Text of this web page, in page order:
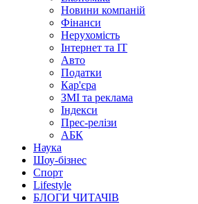
Новини компаній
Фінанси
Нерухомість
Інтернет та IT
Авто
Податки
Кар'єра
ЗМІ та реклама
Індекси
Прес-релізи
АБК
Наука
Шоу-бізнес
Спорт
Lifestyle
БЛОГИ ЧИТАЧІВ